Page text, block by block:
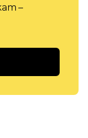
–